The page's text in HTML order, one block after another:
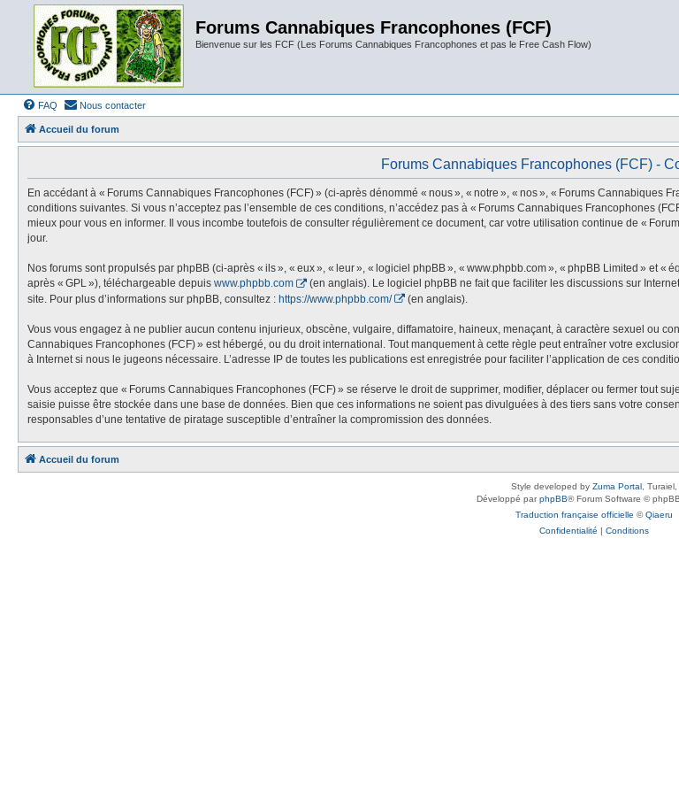
Forums Cannabiques Francophones (FCF)
Bienvenue sur les FCF (Les Forums Cannabiques Francophones et pas le Free Cash Flow)
FAQ Nous contacter
Accueil du forum
Forums Cannabiques Francophones (FCF) -
En accédant à « Forums Cannabiques Francophones (FCF) » (ci-après dénommé « nous », « notre », « nos », « Forums Cannabiques
conditions suivantes. Si vous n’acceptez pas l’ensemble de ces conditions, n’accédez pas à « Forums Cannabiques Francophones
mieux pour vous en informer. Il vous incombe toutefois de consulter régulièrement ce document, car votre utilisation continue de «
jour.
Nos forums sont propulsés par phpBB (ci-après « ils », « eux », « leur », « logiciel phpBB », « www.phpbb.com », « phpBB Limited » et «
après « GPL »), téléchargeable depuis www.phpbb.com
(en anglais). Le logiciel phpBB ne fait que faciliter les discussions sur
site. Pour plus d’informations sur phpBB, consultez : https://www.phpbb.com/ (en anglais).
Vous vous engagez à ne publier aucun contenu injurieux, obscène, vulgaire, diffamatoire, haineux, menaçant, à caractère sexuel ou
Cannabiques Francophones (FCF) » est hébergé, ou du droit international. Tout manquement à cette règle peut entraîner votre
à Internet si nous le jugeons nécessaire. L’adresse IP de toutes les publications est enregistrée pour faciliter l’application de ces
Vous acceptez que « Forums Cannabiques Francophones (FCF) » se réserve le droit de supprimer, modifier, déplacer ou fermer tout
saisie puisse être stockée dans une base de données. Bien que ces informations ne soient pas divulguées à des tiers sans votre
responsables d’une tentative de piratage susceptible d’entraîner la compromission des données.
Accueil du forum
Style developed by Zuma Portal , Turaiel,
Développé parphpBB® Forum Software ©
Traduction française officielle ©Qiaeru
Confidentialité | Conditions